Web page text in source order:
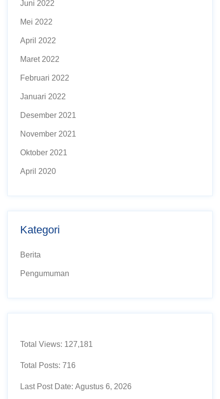
Juni 2022
Mei 2022
April 2022
Maret 2022
Februari 2022
Januari 2022
Desember 2021
November 2021
Oktober 2021
April 2020
Kategori
Berita
Pengumuman
Total Views: 127,181
Total Posts: 716
Last Post Date: Agustus 6, 2026